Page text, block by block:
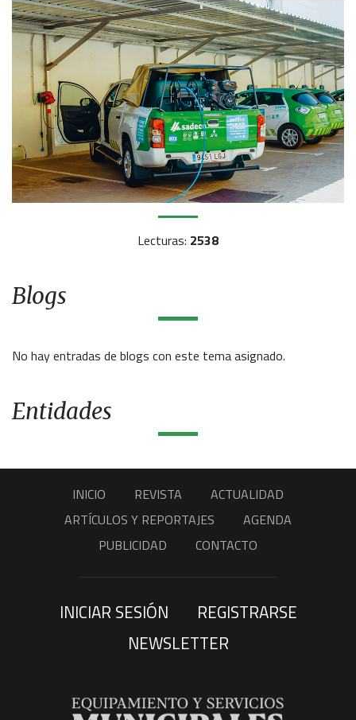
Lecturas: 2538
Blogs
No hay entradas de blogs con este tema asignado.
Entidades
INICIO REVISTA
ACTUALIDAD
ARTÍCULOS Y REPORTAJES
AGENDA
PUBLICIDAD
CONTACTO
INICIAR SESIÓN
REGISTRARSE
NEWSLETTER